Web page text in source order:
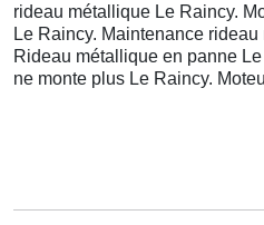
rideau métallique Le Raincy.
Le Raincy. Maintenance
Rideau métallique en panne
ne monte plus Le Raincy.